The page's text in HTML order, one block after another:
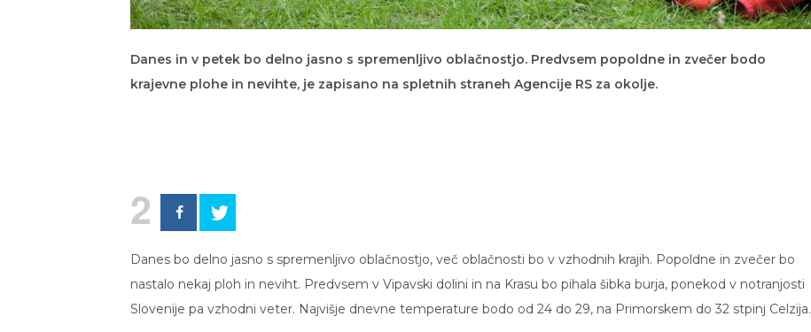
Danes in v petek bo delno jasno s spremenljivo oblačnostjo. Predvsem popoldne in zvečer bodo
krajevne plohe in nevihte, je zapisano na spletnih straneh Agencije RS za okolje.
2
Danes bo delno jasno s spremenljivo oblačnostjo, več oblačnosti bo v vzhodnih krajih. Popoldne in zvečer bo
nastalo nekaj ploh in neviht. Predvsem v Vipavski dolini in na Krasu bo pihala šibka burja, ponekod v notranjosti
Slovenije pa vzhodni veter. Najvišje dnevne temperature bodo od 24 do 29, na Primorskem do 32 stpinj Celzija.